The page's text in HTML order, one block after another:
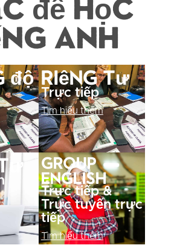
để học
Anh
độ Riêng tư
Trực tiếp
Tìm hiểu thêm
Group
English
Trực tiếp &
Trực tuyến trực
tiếp
Tìm hiểu thêm